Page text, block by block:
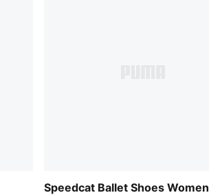
Speedcat Ballet Shoes Women